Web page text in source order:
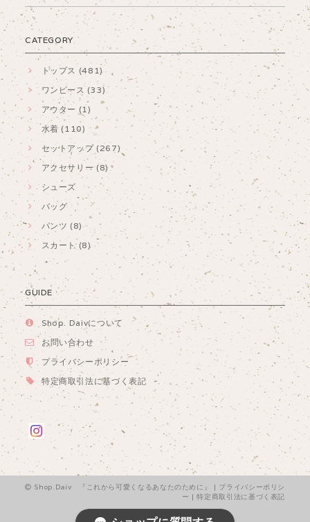
CATEGORY
トップス (481)
ワンピース (33)
アウター (1)
水着 (110)
セットアップ (267)
アクセサリー (8)
シューズ
バッグ
パンツ (8)
スカート (8)
GUIDE
Shop. Daivについて
お問い合わせ
プライバシーポリシー
特定商取引法に基づく表記
Shop.Daiv 『これから可愛くなるあなたのために』 | プライバシーポリシ
ー |特定商取引法に基づく表記